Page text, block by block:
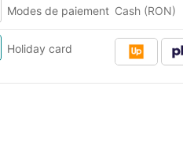
Modes de paiement Cash
Holiday card